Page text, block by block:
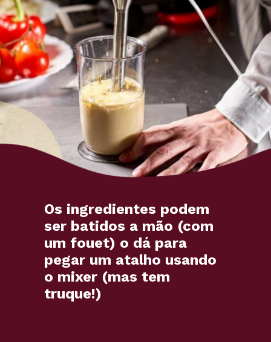
Os ingredientes podem
ser batidos a mão (com
um fouet) o dá para
pegar um atalho usando
o mixer (mas tem
truque!)